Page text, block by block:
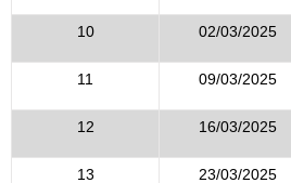
10 02/03/2025
11 09/03/2025
12 16/03/2025
13 23/03/2025